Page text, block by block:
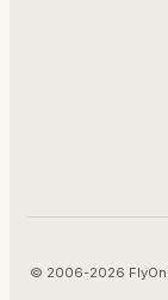
© 2006-2026